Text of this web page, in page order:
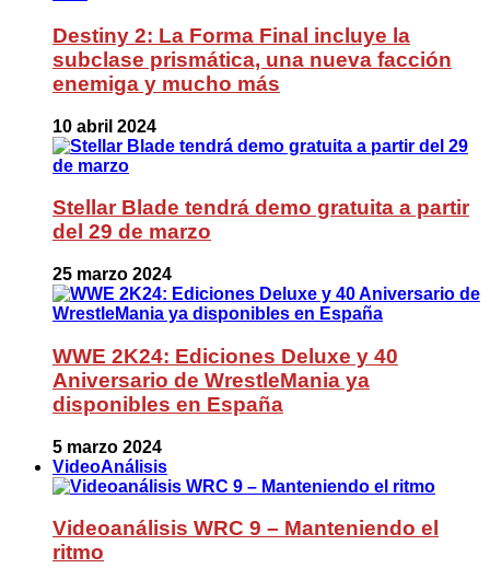
Destiny 2: La Forma Final incluye la
subclase prismática, una nueva facción
enemiga y mucho más
10 abril 2024
Stellar Blade tendrá demo gratuita a partir
del 29 de marzo
25 marzo 2024
WWE 2K24: Ediciones Deluxe y 40
Aniversario de WrestleMania ya
disponibles en España
5 marzo 2024
VideoAnálisis
Videoanálisis WRC 9 – Manteniendo el
ritmo